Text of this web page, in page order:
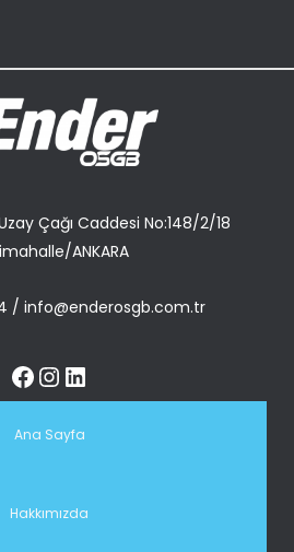
Çağı Caddesi No:148/2/18
ANKARA
/ info@enderosgb.com.tr
Ana Sayfa
Hakkımızda